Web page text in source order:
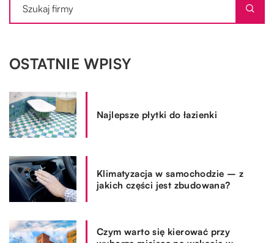
OSTATNIE WPISY
Najlepsze płytki do łazienki
Klimatyzacja w samochodzie – z
jakich części jest zbudowana?
Czym warto się kierować przy